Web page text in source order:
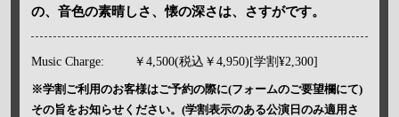
の、音色の素晴しさ、懐の深さは、さすがです。
Music Charge: ￥4,500(税込￥4,950)[学割¥2,300]
※学割ご利用のお客様はご予約の際に(フォームのご要望欄にて)
その旨をお知らせください。(学割表示のある公演日のみ適用さ